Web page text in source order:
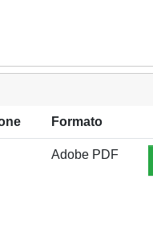
Formato
Adobe PDF